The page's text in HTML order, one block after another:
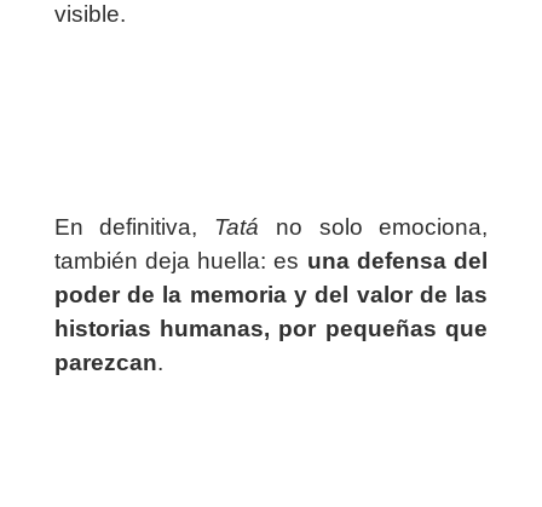
visible.
En definitiva, Tatá no solo emociona,
también deja huella: es una defensa del
poder de la memoria y del valor de las
historias humanas, por pequeñas que
parezcan.